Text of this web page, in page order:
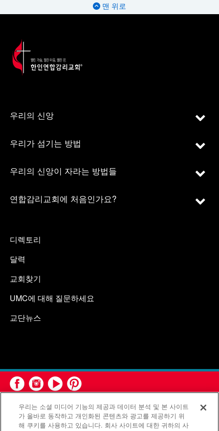
맨 위로
우리의 신앙
우리가 섬기는 방법
우리의 신앙이 자라는 방법들
연합감리교회에 처음인가요?
디렉토리
달력
교회찾기
UMC에 대해 질문하세요
교단뉴스
우리는 소셜 미디어 기능의 제공과 데이터 분석 및 본 사이트
가 올바로 동작하고 개인화된 콘텐츠와 광고를 제공하기 위
해 쿠키를 사용하고 있습니다. 회사 사이트에 대한 귀하의 사